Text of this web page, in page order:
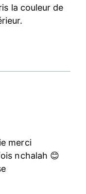
la couleur de
merci
nchalah 😊